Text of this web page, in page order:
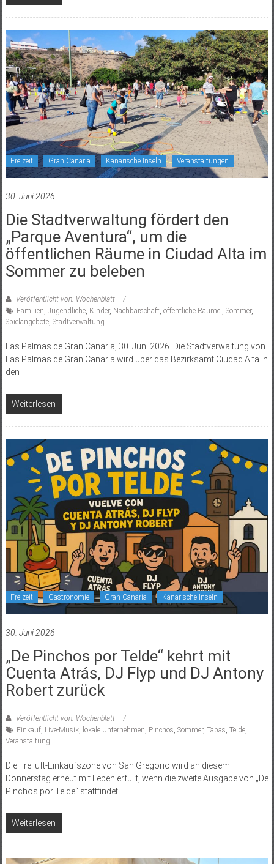
Freizeit Gran Canaria Kanarische Inseln Veranstaltungen
30. Juni 2026
Die Stadtverwaltung fördert den
„Parque Aventura“, um die
öffentlichen Räume in Ciudad Alta im
Sommer zu beleben
Veröffentlicht von: Wochenblatt
Familien Jugendliche, Kinder, Nachbarschaft öffentliche Räume. Sommer,
Spielangebote, Stadtverwaltung
Las Palmas de Gran Canaria, 30. Juni 2026. Die Stadtverwaltung von
Las Palmas de Gran Canaria wird über das Bezirksamt Ciudad Alta in
den
Weiterlesen
Freizeit Gastronomie Gran Canaria Kanarische Inseln
30. Juni 2026
„De Pinchos por Telde“ kehrt mit
Cuenta Atrás, DJ Flyp und DJ Antony
Robert zurück
Veröffentlicht von: Wochenblatt
Einkauf, Live-Musik, lokale Unternehmen, Pinchos, Sommer, Tapas, Telde,
Veranstaltung
Die Freiluft-Einkaufszone von San Gregorio wird an diesem
Donnerstag erneut mit Leben erfüllt, wenn die zweite Ausgabe von „De
Pinchos por Telde“ stattfindet –
Weiterlesen